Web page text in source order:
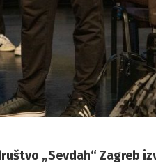
„Sevdah“ Zagreb